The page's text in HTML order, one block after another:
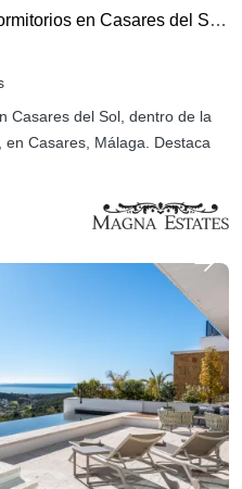
Se vende apartamento de 3 dormitorios en Casares del Sol - Casares Golf
Casares del Sol, dentro de la
Casares, Málaga. Destaca